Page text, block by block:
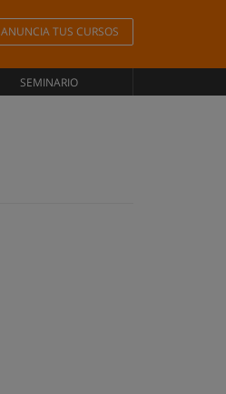
ANUNCIA TUS CURSOS
SEMINARIO